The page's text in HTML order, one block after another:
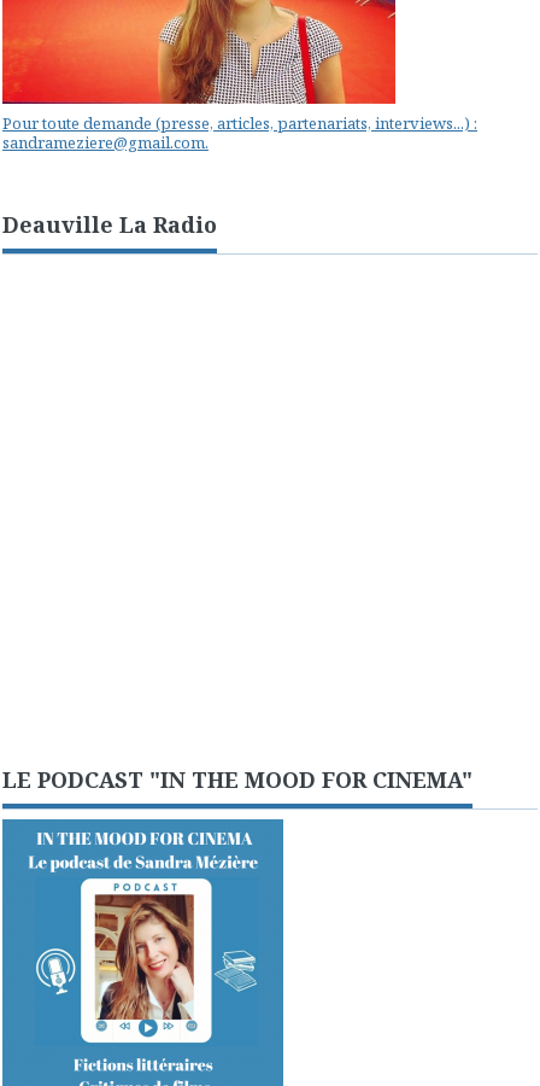
Pour toute demande (presse, articles, partenariats, interviews...) :
sandrameziere@gmail.com.
Deauville La Radio
LE PODCAST "IN THE MOOD FOR CINEMA"